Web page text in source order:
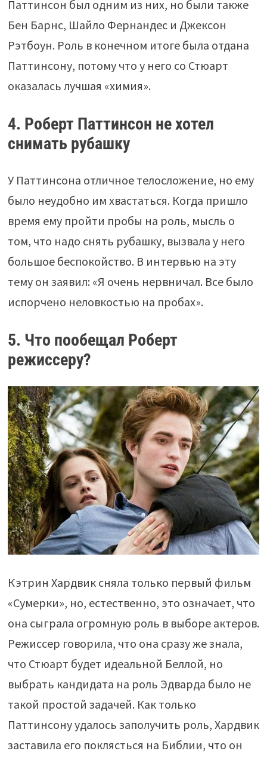
Паттинсон был одним из них, но были также
Бен Барнс, Шайло Фернандес и Джексон
Рэтбоун. Роль в конечном итоге была отдана
Паттинсону, потому что у него со Стюарт
оказалась лучшая «химия».
4. Роберт Паттинсон не хотел
снимать рубашку
У Паттинсона отличное телосложение, но ему
было неудобно им хвастаться. Когда пришло
время ему пройти пробы на роль, мысль о
том, что надо снять рубашку, вызвала у него
большое беспокойство. В интервью на эту
тему он заявил: «Я очень нервничал. Все было
испорчено неловкостью на пробах».
5. Что пообещал Роберт
режиссеру?
Кэтрин Хардвик сняла только первый фильм
«Сумерки», но, естественно, это означает, что
она сыграла огромную роль в выборе актеров.
Режиссер говорила, что она сразу же знала,
что Стюарт будет идеальной Беллой, но
выбрать кандидата на роль Эдварда было не
такой простой задачей. Как только
Паттинсону удалось заполучить роль, Хардвик
заставила его поклясться на Библии, что он